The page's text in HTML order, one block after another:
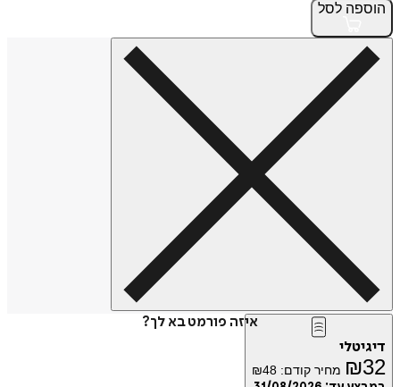
הוספה לסל
איזה פורמט בא לך?
דיגיטלי
₪32 מחיר קודם: ₪48